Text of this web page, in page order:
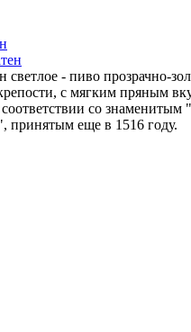
светлое - пиво прозрачно-
с мягким пряным
со знаменитым
принятым еще в 1516 году.